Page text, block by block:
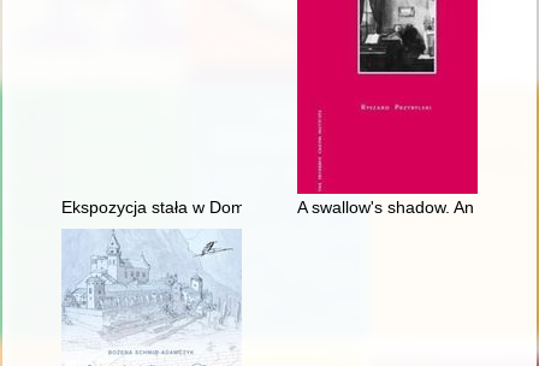
Ekspozycja stała w Domu Urodzenia Fryderyka Chopina w
A swallow's shadow. An essay